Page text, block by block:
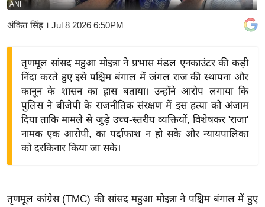
य
बि
ज़
द्यो
शे
ANI
अंकित सिंह। Jul 8 2026 6:50PM
तृणमूल सांसद महुआ मोइत्रा ने प्रभास मंडल एनकाउंटर की कड़ी
निंदा करते हुए इसे पश्चिम बंगाल में जंगल राज की स्थापना और
कानून के शासन का ह्रास बताया। उन्होंने आरोप लगाया कि
पुलिस ने बीजेपी के राजनीतिक संरक्षण में इस हत्या को अंजाम
दिया ताकि मामले से जुड़े उच्च-स्तरीय व्यक्तियों, विशेषकर 'राजा'
नामक एक आरोपी, का पर्दाफाश न हो सके और न्यायपालिका
को दरकिनार किया जा सके।
तृणमूल कांग्रेस (TMC) की सांसद महुआ मोइत्रा ने पश्चिम बंगाल में हुए